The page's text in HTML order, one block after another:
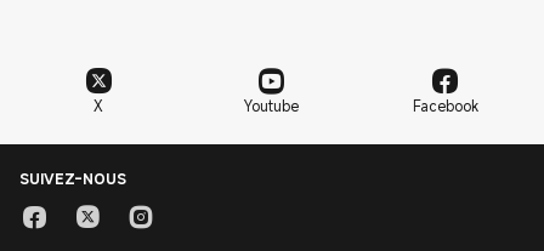
X Youtube Facebook
SUIVEZ-NOUS